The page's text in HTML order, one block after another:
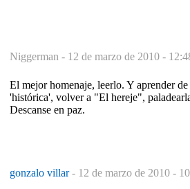
Niggerman - 12 de marzo de 2010 -
El mejor homenaje, leerlo. Y aprender
'histórica', volver a "El hereje",
Descanse en paz.
gonzalo villar- 12 de marzo de 2010 -